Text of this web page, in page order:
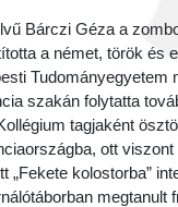
Bárczi Géza a
a német, török és
Tudományegyetem
szakán folytatta
tagjaként
ott
„Fekete kolostorba”
megtanult